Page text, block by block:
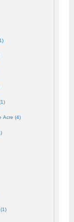
Acre (4)